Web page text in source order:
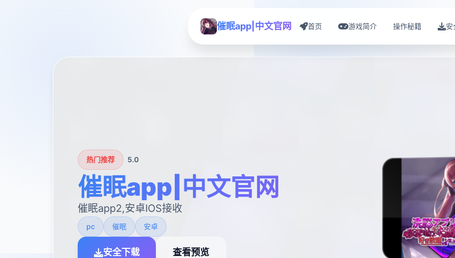
催眠app|中文官网 首页 游戏简介 操作秘籍 安
热门推荐 5.0
催眠app|中文官网
催眠app2,安卓IOS接收
pc 催眠 安卓
安全下载 查看预览